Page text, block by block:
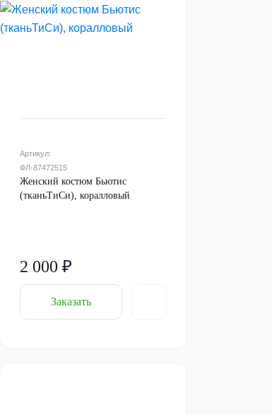
Артикул:
ФЛ-87472515
Женский костюм Бьютис
(тканьТиСи), коралловый
2 000 ₽
Заказать